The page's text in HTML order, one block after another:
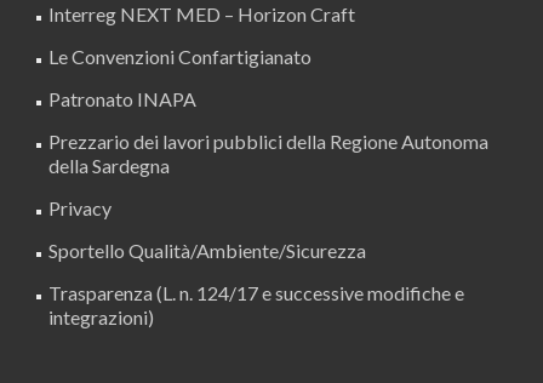
Interreg NEXT MED – Horizon Craft
Le Convenzioni Confartigianato
Patronato INAPA
Prezzario dei lavori pubblici della Regione Autonoma
della Sardegna
Privacy
Sportello Qualità/Ambiente/Sicurezza
Trasparenza (L. n. 124/17 e successive modifiche e
integrazioni)